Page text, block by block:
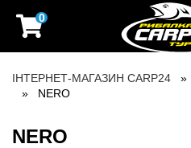
0
ІНТЕРНЕТ-МАГАЗИН CARP24
NERO
NERO